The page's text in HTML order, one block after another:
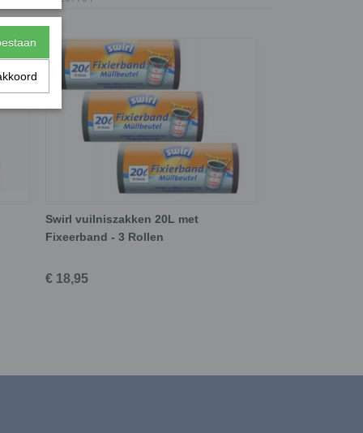
Swirl vuilniszakken 20L met
Fixeerband - 3 Rollen
€ 18,95